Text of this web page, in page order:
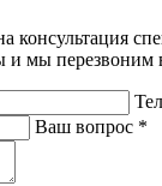
консультация
и мы перезвоним
Ваш вопрос *